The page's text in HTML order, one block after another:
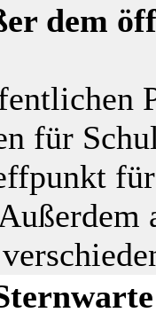
dem
für